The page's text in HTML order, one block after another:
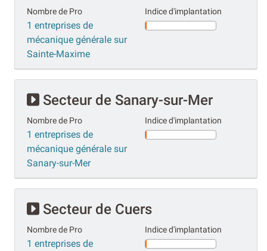
Nombre de Pro
1 entreprises de
mécanique générale sur
Sainte-Maxime
Indice d'implantation
Secteur de Sanary-sur-Mer
Nombre de Pro
1 entreprises de
mécanique générale sur
Sanary-sur-Mer
Indice d'implantation
Secteur de Cuers
Nombre de Pro
1 entreprises de
Indice d'implantation